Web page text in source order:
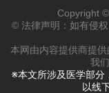
Copyright
© 法律声明：如有侵
本网由内容提供商提
我
※本文所涉及医学部分
以线